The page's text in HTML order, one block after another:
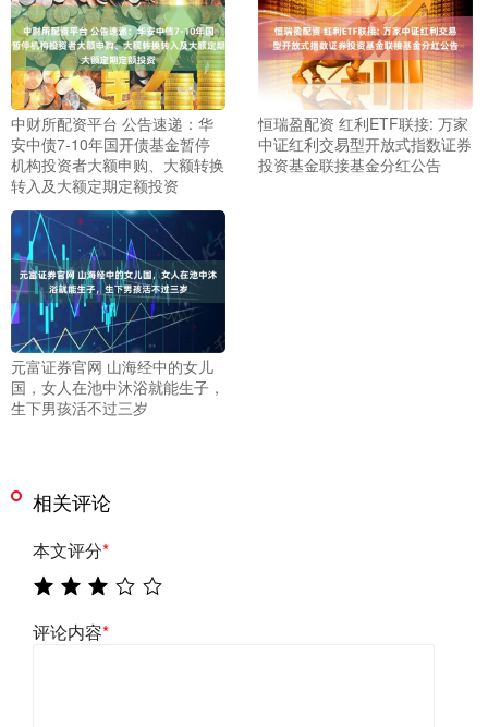
中财所配资平台 公告速递：华
安中债7-10年国开债基金暂停
机构投资者大额申购、大额转换
转入及大额定期定额投资
恒瑞盈配资 红利ETF联接: 万家
中证红利交易型开放式指数证券
投资基金联接基金分红公告
元富证券官网 山海经中的女儿
国，女人在池中沐浴就能生子，
生下男孩活不过三岁
相关评论
本文评分*
评论内容*